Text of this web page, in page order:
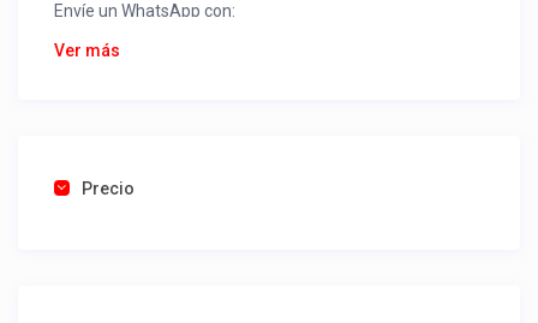
Envíe un WhatsApp con:
Nombre alojamiento o servicio
Una foto de cuenta de luz o agua o gas que acredite
Ver más
Precio